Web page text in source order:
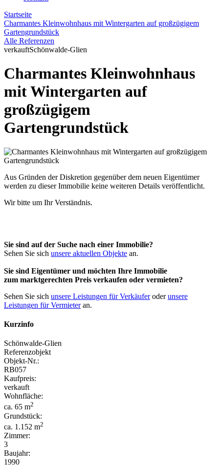
Startseite
Charmantes Kleinwohnhaus mit Wintergarten auf großzügigem
Gartengrundstück
Alle Referenzen
verkauftSchönwalde-Glien
Charmantes Kleinwohnhaus
mit Wintergarten auf
großzügigem
Gartengrundstück
Aus Gründen der Diskretion gegenüber dem neuen Eigentümer
werden zu dieser Immobilie keine weiteren Details veröffentlicht.
Wir bitte um Ihr Verständnis.
Sie sind auf der Suche nach einer Immobilie?
Sehen Sie sich unsere aktuellen Objekte an.
Sie sind Eigentümer und möchten Ihre Immobilie
zum marktgerechten Preis verkaufen oder vermieten?
Sehen Sie sich unsere Leistungen für Verkäuferoderunsere
Leistungen für Vermieteran.
Kurzinfo
Schönwalde-Glien
Referenzobjekt
Objekt-Nr.:
RB057
Kaufpreis:
verkauft
Wohnfläche:
ca. 65 m2
Grundstück:
ca. 1.152 m2
Zimmer:
3
Baujahr:
1990